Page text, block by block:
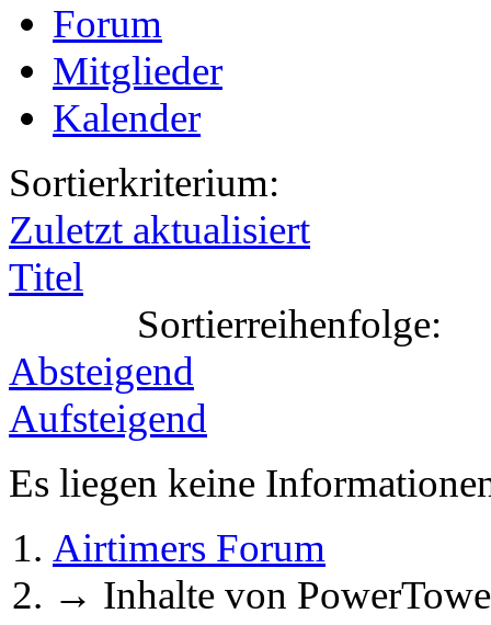
Forum
Mitglieder
Kalender
Sortierkriterium:
Zuletzt aktualisiert
Titel
Sortierreihenfolge:
Absteigend
Aufsteigend
Es liegen keine
Airtimers Forum
→ Inhalte von